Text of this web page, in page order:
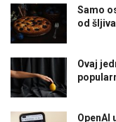
Samo
od
Ovaj
OpenAI